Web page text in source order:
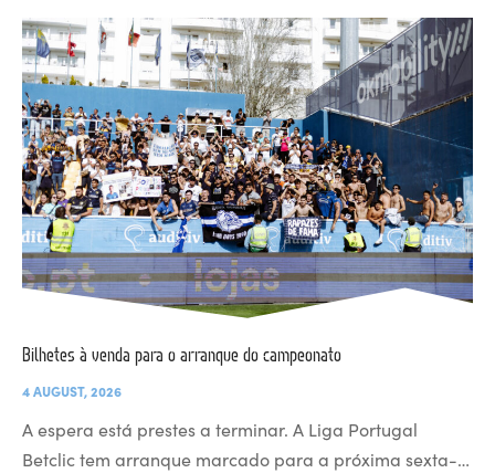
Bilhetes à venda para o arranque do campeonato
4 AUGUST, 2026
A espera está prestes a terminar. A Liga Portugal
Betclic tem arranque marcado para a próxima sexta-…